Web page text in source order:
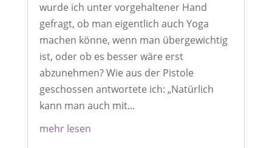
wurde ich unter vorgehaltener Hand
gefragt, ob man eigentlich auch Yoga
machen könne, wenn man übergewichtig
ist, oder ob es besser wäre erst
abzunehmen? Wie aus der Pistole
geschossen antwortete ich: „Natürlich
kann man auch mit...
mehr lesen